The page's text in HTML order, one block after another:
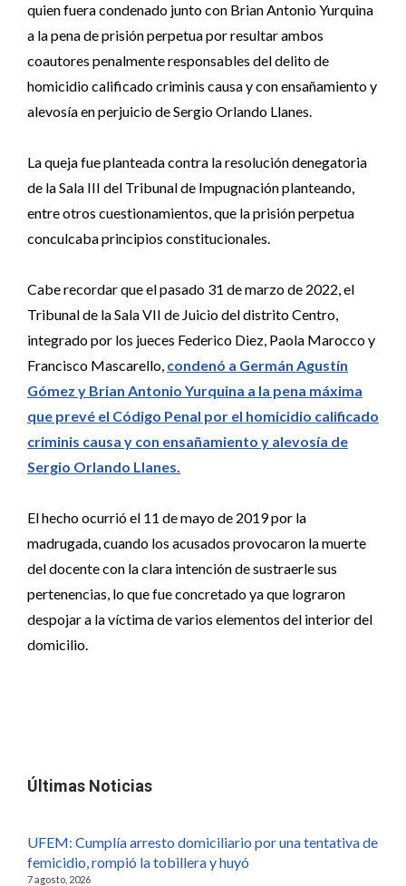
quien fuera condenado junto con Brian Antonio Yurquina
a la pena de prisión perpetua por resultar ambos
coautores penalmente responsables del delito de
homicidio calificado criminis causa y con ensañamiento y
alevosía en perjuicio de Sergio Orlando Llanes.
La queja fue planteada contra la resolución denegatoria
de la Sala III del Tribunal de Impugnación planteando,
entre otros cuestionamientos, que la prisión perpetua
conculcaba principios constitucionales.
Cabe recordar que el pasado 31 de marzo de 2022, el
Tribunal de la Sala VII de Juicio del distrito Centro,
integrado por los jueces Federico Diez, Paola Marocco y
Francisco Mascarello, condenó a Germán Agustín
Gómez y Brian Antonio Yurquina a la pena máxima
que prevé el Código Penal por el homicidio calificado
criminis causa y con ensañamiento y alevosía de
Sergio Orlando Llanes.
El hecho ocurrió el 11 de mayo de 2019 por la
madrugada, cuando los acusados provocaron la muerte
del docente con la clara intención de sustraerle sus
pertenencias, lo que fue concretado ya que lograron
despojar a la víctima de varios elementos del interior del
domicilio.
Últimas Noticias
UFEM: Cumplía arresto domiciliario por una tentativa de
femicidio, rompió la tobillera y huyó
7 agosto, 2026